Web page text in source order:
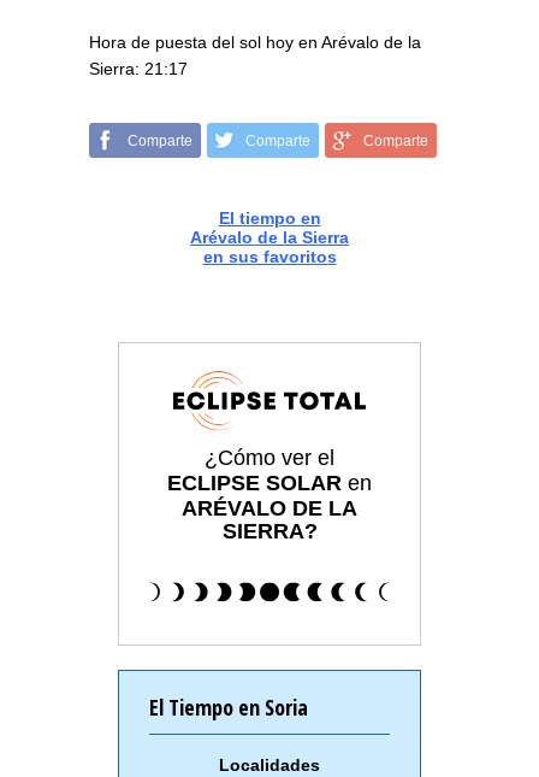
Hora de puesta del sol hoy en Arévalo de la
Sierra: 21:17
Comparte Comparte Comparte
El tiempo en
Arévalo de la Sierra
en sus favoritos
¿Cómo ver el
ECLIPSE SOLAR en
ARÉVALO DE LA
SIERRA?
El Tiempo en Soria
Localidades